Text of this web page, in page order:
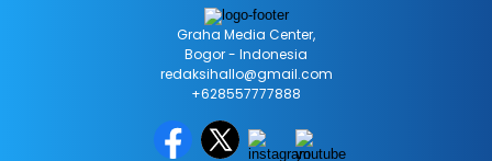
Graha Media Center,
Bogor - Indonesia
redaksihallo@gmail.com
+628557777888